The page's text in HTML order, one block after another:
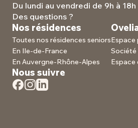
Du lundi au vendredi de 9h à 18h
Des questions ?
Nos résidences
Toutes nos résidences seniors
En Ile-de-France
En Auvergne-Rhône-Alpes
Espace
Société
Espace
Nous suivre